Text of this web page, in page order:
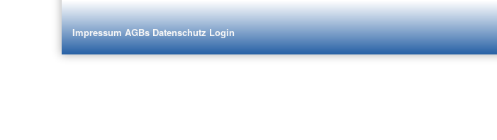
Impressum AGBs Datenschutz Login